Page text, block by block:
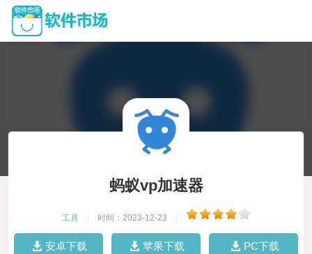
蚂蚁vp加速器
工具 时间：2023-12-23
安卓下载 苹果下载 PC下载